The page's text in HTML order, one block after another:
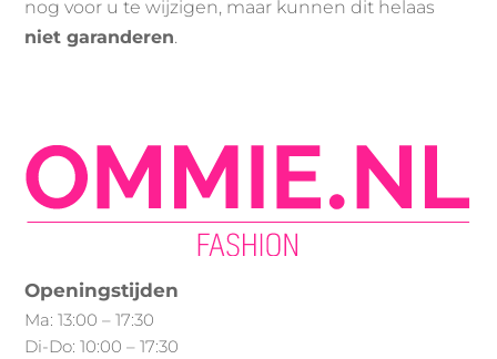
nog voor u te wijzigen, maar kunnen dit helaas
niet garanderen.
Openingstijden
Ma: 13:00 – 17:30
Di-Do: 10:00 – 17:30